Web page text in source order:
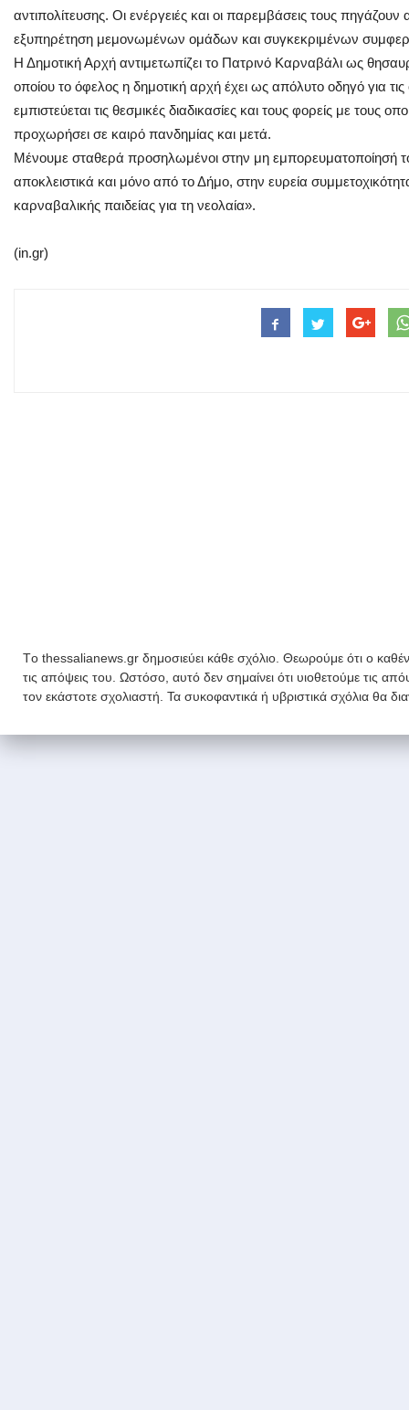
αντιπολίτευσης. Οι ενέργειές και οι παρεμβάσεις τους
εξυπηρέτηση μεμονωμένων ομάδων και συγκεκριμένων
Η Δημοτική Αρχή αντιμετωπίζει το Πατρινό Καρναβάλι ως
οποίου το όφελος η δημοτική αρχή έχει ως απόλυτο οδηγό για τις
εμπιστεύεται τις θεσμικές διαδικασίες και τους φορείς με τους
προχωρήσει σε καιρό πανδημίας και μετά.
Μένουμε σταθερά προσηλωμένοι στην μη εμπορευματοποίησή
αποκλειστικά και μόνο από το Δήμο, στην ευρεία
καρναβαλικής παιδείας για τη νεολαία».
(in.gr)
Tο thessalianews.gr δημοσιεύει κάθε σχόλιο. Θεωρούμε ότι ο
τις απόψεις του. Ωστόσο, αυτό δεν σημαίνει ότι υιοθετούμε τις
τον εκάστοτε σχολιαστή. Τα συκοφαντικά ή υβριστικά σχόλια θα